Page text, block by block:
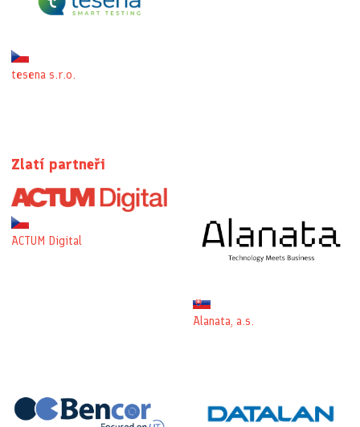
tesena s.r.o.
Zlatí partneři
ACTUM Digital
Alanata, a.s.